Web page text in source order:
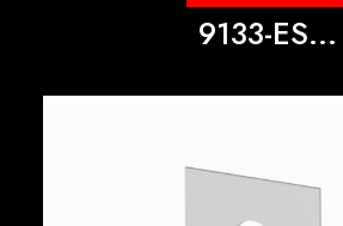
9133-ES...